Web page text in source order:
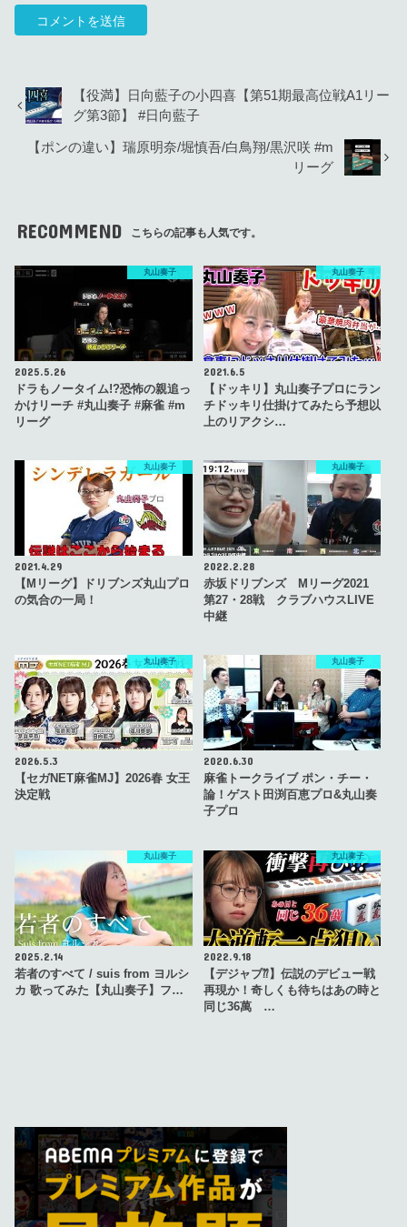
【役満】日向藍子の小四喜【第51期最高位戦A1リー
グ第3節】 #日向藍子
【ポンの違い】瑞原明奈/堀慎吾/白鳥翔/黒沢咲 #m
リーグ
RECOMMEND こちらの記事も人気です。
丸山奏子
2025.5.26
ドラもノータイム!?恐怖の親追っ
かけリーチ #丸山奏子 #麻雀 #m
リーグ
丸山奏子
2021.6.5
【ドッキリ】丸山奏子プロにラン
チドッキリ仕掛けてみたら予想以
上のリアクシ…
丸山奏子
2021.4.29
【Mリーグ】ドリブンズ丸山プロ
の気合の一局！
丸山奏子
2022.2.28
赤坂ドリブンズ Mリーグ2021
第27・28戦 クラブハウスLIVE
中継
丸山奏子
2026.5.3
【セガNET麻雀MJ】2026春 女王
決定戦
丸山奏子
2020.6.30
麻雀トークライブ ポン・チー・
論！ゲスト田渕百恵プロ&丸山奏
子プロ
丸山奏子
2025.2.14
若者のすべて / suis from ヨルシ
カ 歌ってみた【丸山奏子】フ…
丸山奏子
2022.9.18
【デジャブ⁇】伝説のデビュー戦
再現か！奇しくも待ちはあの時と
同じ36萬 …